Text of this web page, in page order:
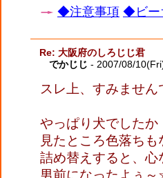
◆注意事項 ◆ビー
Re: 大阪府のしろじじ君
でかじじ - 2007/08/
スレ上、すみません
やっぱり犬でしたか
見たところ色落ち
詰め替えすると、
男前になったよぅ